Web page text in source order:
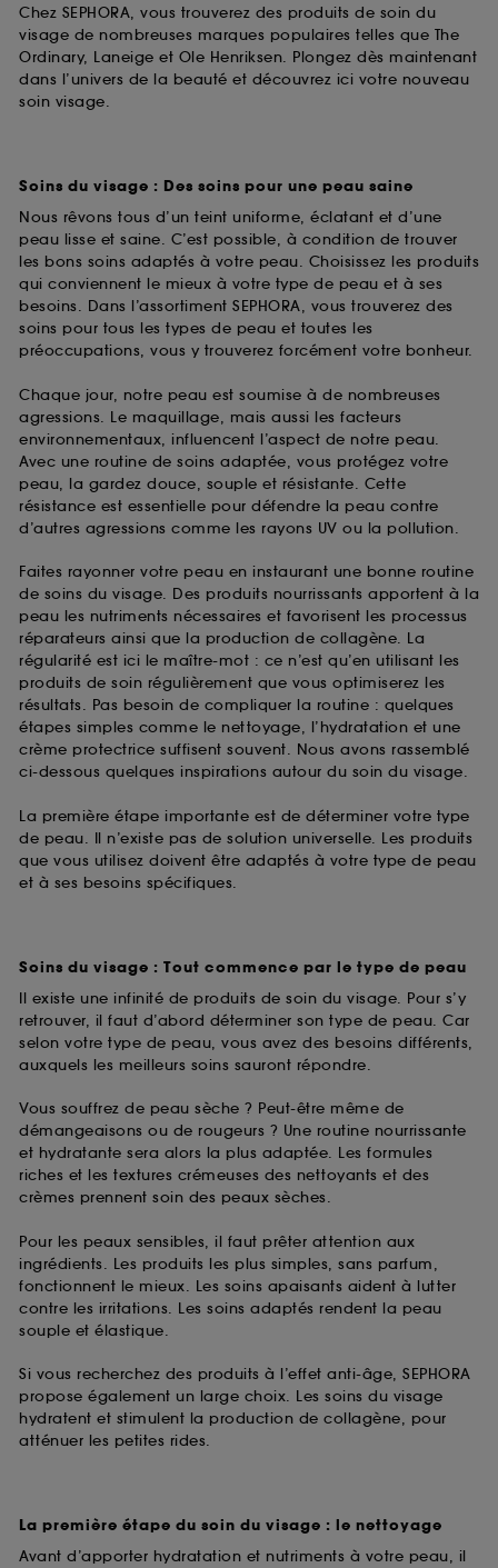
Chez SEPHORA, vous trouverez des produits de soin du
visage de nombreuses marques populaires telles que The
Ordinary, Laneige et Ole Henriksen. Plongez dès maintenant
dans l’univers de la beauté et découvrez ici votre nouveau
soin visage.
Soins du visage : Des soins pour une peau saine
Nous rêvons tous d’un teint uniforme, éclatant et d’une
peau lisse et saine. C’est possible, à condition de trouver
les bons soins adaptés à votre peau. Choisissez les produits
qui conviennent le mieux à votre type de peau et à ses
besoins. Dans l’assortiment SEPHORA, vous trouverez des
soins pour tous les types de peau et toutes les
préoccupations, vous y trouverez forcément votre bonheur.
Chaque jour, notre peau est soumise à de nombreuses
agressions. Le maquillage, mais aussi les facteurs
environnementaux, influencent l’aspect de notre peau.
Avec une routine de soins adaptée, vous protégez votre
peau, la gardez douce, souple et résistante. Cette
résistance est essentielle pour défendre la peau contre
d’autres agressions comme les rayons UV ou la pollution.
Faites rayonner votre peau en instaurant une bonne routine
de soins du visage. Des produits nourrissants apportent à la
peau les nutriments nécessaires et favorisent les processus
réparateurs ainsi que la production de collagène. La
régularité est ici le maître-mot : ce n’est qu’en utilisant les
produits de soin régulièrement que vous optimiserez les
résultats. Pas besoin de compliquer la routine : quelques
étapes simples comme le nettoyage, l’hydratation et une
crème protectrice suffisent souvent. Nous avons rassemblé
ci-dessous quelques inspirations autour du soin du visage.
La première étape importante est de déterminer votre type
de peau. Il n’existe pas de solution universelle. Les produits
que vous utilisez doivent être adaptés à votre type de peau
et à ses besoins spécifiques.
Soins du visage : Tout commence par le type de peau
Il existe une infinité de produits de soin du visage. Pour s’y
retrouver, il faut d’abord déterminer son type de peau. Car
selon votre type de peau, vous avez des besoins différents,
auxquels les meilleurs soins sauront répondre.
Vous souffrez de peau sèche ? Peut-être même de
démangeaisons ou de rougeurs ? Une routine nourrissante
et hydratante sera alors la plus adaptée. Les formules
riches et les textures crémeuses des nettoyants et des
crèmes prennent soin des peaux sèches.
Pour les peaux sensibles, il faut prêter attention aux
ingrédients. Les produits les plus simples, sans parfum,
fonctionnent le mieux. Les soins apaisants aident à lutter
contre les irritations. Les soins adaptés rendent la peau
souple et élastique.
Si vous recherchez des produits à l’effet anti-âge, SEPHORA
propose également un large choix. Les soins du visage
hydratent et stimulent la production de collagène, pour
atténuer les petites rides.
La première étape du soin du visage : le nettoyage
Avant d’apporter hydratation et nutriments à votre peau, il